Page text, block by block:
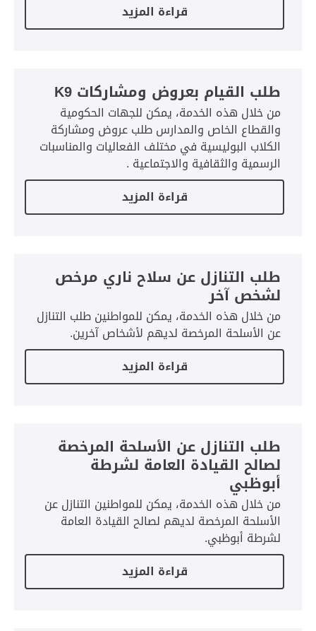
قراءة المزيد
طلب القيام بعروض ومشاركات K9
من خلال هذه الخدمة، يمكن للجهات الحكومية
والقطاع الخاص والمدارس طلب عروض ومشاركة
الكلاب البوليسية في مختلف الفعاليات والمناسبات
الرسمية والثقافية والاجتماعية .
قراءة المزيد
طلب التنازل عن سلاح ناري مرخص
لشخص آخر
من خلال هذه الخدمة، يمكن للمواطنين طلب التنازل
عن الأسلحة المرخصة لديهم لأشخاص آخرين.
قراءة المزيد
طلب التنازل عن الأسلحة المرخصة
لصالح القيادة العامة لشرطة
أبوظبي
من خلال هذه الخدمة، يمكن للمواطنين التنازل عن
الأسلحة المرخصة لديهم لصالح القيادة العامة
لشرطة أبوظبي.
قراءة المزيد